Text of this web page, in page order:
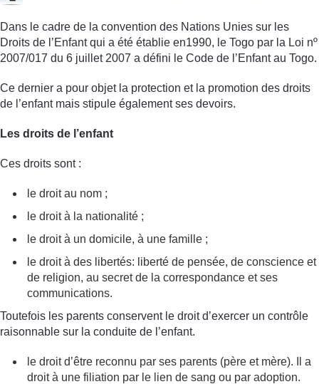
Dans le cadre de la convention des Nations Unies sur les
Droits de l’Enfant qui a été établie en1990, le Togo par la Loi nº
2007/017 du 6 juillet 2007 a défini le Code de l’Enfant au Togo.
Ce dernier a pour objet la protection et la promotion des droits
de l’enfant mais stipule également ses devoirs.
Les droits de l’enfant
Ces droits sont :
le droit au nom ;
le droit à la nationalité ;
le droit à un domicile, à une famille ;
le droit à des libertés: liberté de pensée, de conscience et
de religion, au secret de la correspondance et ses
communications.
Toutefois les parents conservent le droit d’exercer un contrôle
raisonnable sur la conduite de l’enfant.
le droit d’être reconnu par ses parents (père et mère). Il a
droit à une filiation par le lien de sang ou par adoption.